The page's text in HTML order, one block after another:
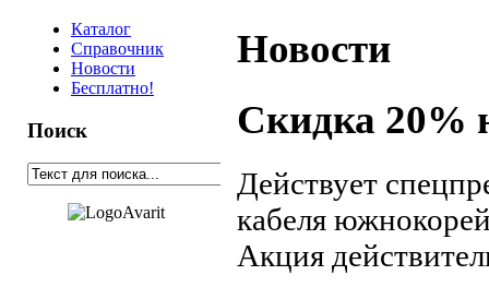
Новости
Скидка 20%
Действует
кабеля
Акция
Каталог
Справочник
Новости
Бесплатно!
Поиск